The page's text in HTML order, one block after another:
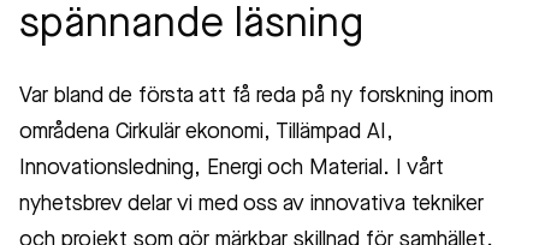
spännande läsning
Var bland de första att få reda på ny forskning inom
områdena Cirkulär ekonomi, Tillämpad AI,
Innovationsledning, Energi och Material. I vårt
nyhetsbrev delar vi med oss av innovativa tekniker
och projekt som gör märkbar skillnad för samhället.